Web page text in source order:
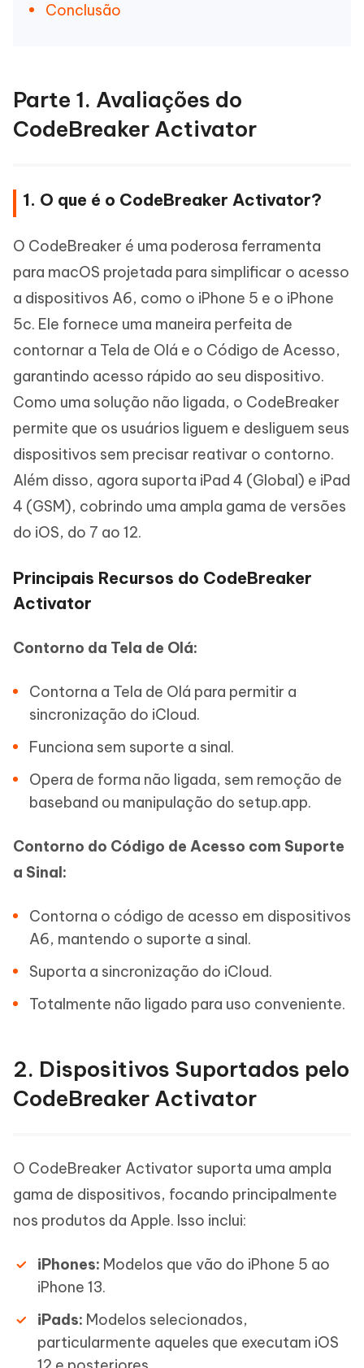
Conclusão
Parte 1. Avaliações do
CodeBreaker Activator
1. O que é o CodeBreaker Activator?
O CodeBreaker é uma poderosa ferramenta
para macOS projetada para simplificar o acesso
a dispositivos A6, como o iPhone 5 e o iPhone
5c. Ele fornece uma maneira perfeita de
contornar a Tela de Olá e o Código de Acesso,
garantindo acesso rápido ao seu dispositivo.
Como uma solução não ligada, o CodeBreaker
permite que os usuários liguem e desliguem seus
dispositivos sem precisar reativar o contorno.
Além disso, agora suporta iPad 4 (Global) e iPad
4 (GSM), cobrindo uma ampla gama de versões
do iOS, do 7 ao 12.
Principais Recursos do CodeBreaker
Activator
Contorno da Tela de Olá:
Contorna a Tela de Olá para permitir a
sincronização do iCloud.
Funciona sem suporte a sinal.
Opera de forma não ligada, sem remoção de
baseband ou manipulação do setup.app.
Contorno do Código de Acesso com Suporte
a Sinal:
Contorna o código de acesso em dispositivos
A6, mantendo o suporte a sinal.
Suporta a sincronização do iCloud.
Totalmente não ligado para uso conveniente.
2. Dispositivos Suportados pelo
CodeBreaker Activator
O CodeBreaker Activator suporta uma ampla
gama de dispositivos, focando principalmente
nos produtos da Apple. Isso inclui:
iPhones: Modelos que vão do iPhone 5 ao
iPhone 13.
iPads: Modelos selecionados,
particularmente aqueles que executam iOS